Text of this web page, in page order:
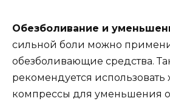
Обезболивание и
сильной боли можно
обезболивающие средства.
рекомендуется использовать
компрессы для уменьшения